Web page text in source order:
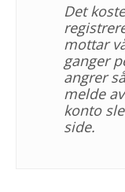
Det
mottar
ganger
angrer
melde
konto
side.